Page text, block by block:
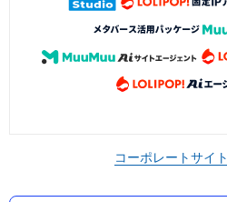
コーポレートサイト